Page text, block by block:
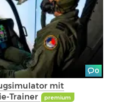
0
mit
Trainer
premium